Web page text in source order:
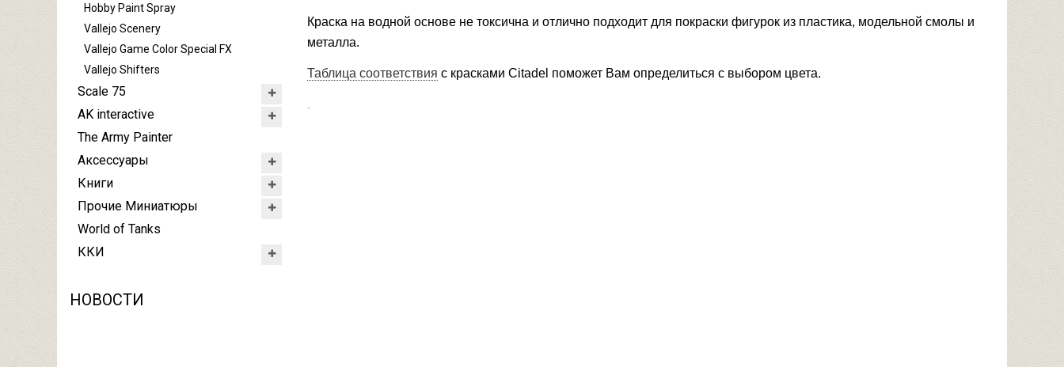
Hobby Paint Spray
Vallejo Scenery
Vallejo Game Color Special FX
Vallejo Shifters
Scale 75
AK interactive
The Army Painter
Аксессуары
Книги
Прочие Миниатюры
World of Tanks
ККИ
НОВОСТИ
Краска на водной основе не токсична и отлично подходит для покраски фигурок из пластика, модельной смолы и
металла.
Таблица соответствия с красками Citadel поможет Вам определиться с выбором цвета.
.